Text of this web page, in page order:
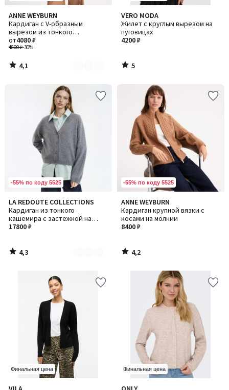
ANNE WEYBURN
Кардиган с V-образным
вырезом из тонкого
трикотажа, на пуговицах,
очень мягкий
4800 ₽-30%
от4080 ₽
4,1
/ 5
Количество
цветов:
2
4,1
/
VERO MODA
Жилет с круглым вырезом на
пуговицах
4200 ₽
5
/
5
5
/
-55% по коду 5525
LA REDOUTE COLLECTIONS
Кардиган из тонкого
кашемира с застежкой на
пуговицы
17800 ₽
4,3
/ 5
Количество
цветов:
2
4,3
/
-55% по коду 5525
ANNE WEYBURN
Кардиган крупной вязки с
косами на молнии
8400 ₽
4,2
/ 5
4,2
/
Финальная цена
4,7
Финальная цена